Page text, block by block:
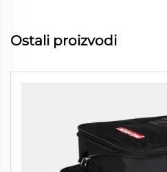
Ostali proizvodi